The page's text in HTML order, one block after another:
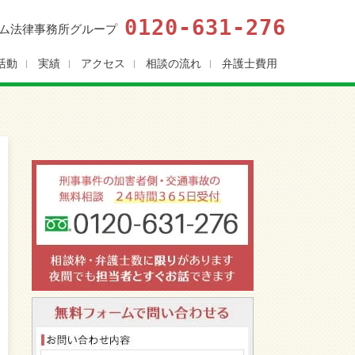
法律事務所グループ 0120-631-276
動 実績 アクセス 相談の流れ 弁護士費用